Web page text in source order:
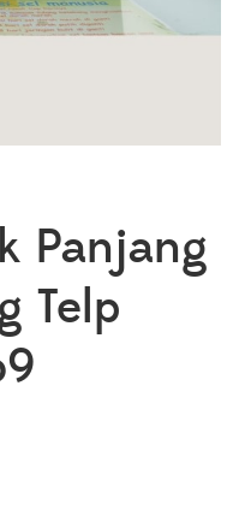
Panjang
Telp